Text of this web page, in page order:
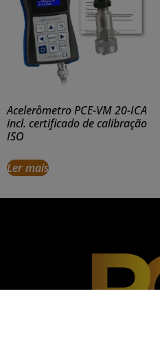
Acelerômetro PCE-VM 20-ICA
incl. certificado de calibração
ISO
Ler mais